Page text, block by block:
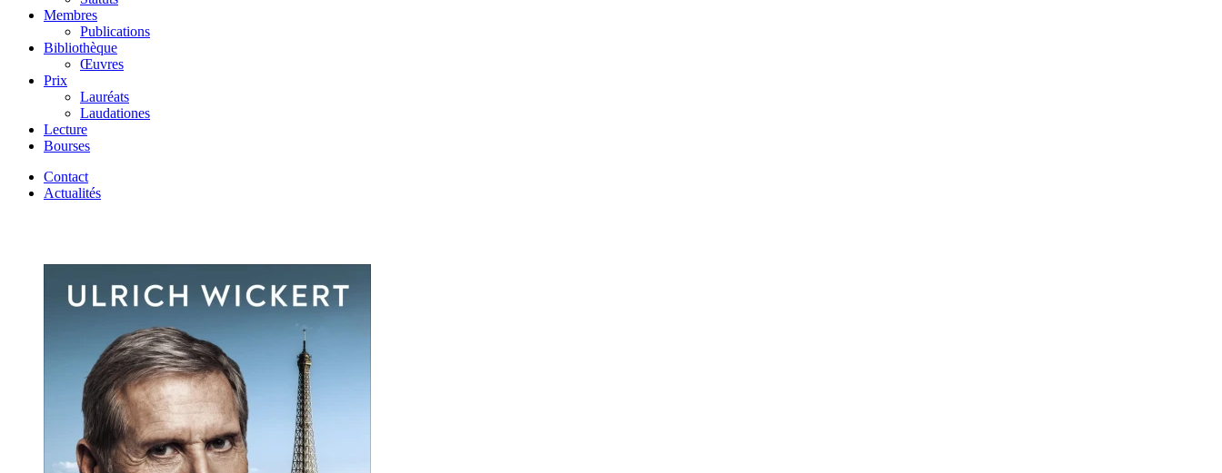
Membres
Publications
Bibliothèque
Œuvres
Prix
Lauréats
Laudationes
Lecture
Bourses
Contact
Actualités